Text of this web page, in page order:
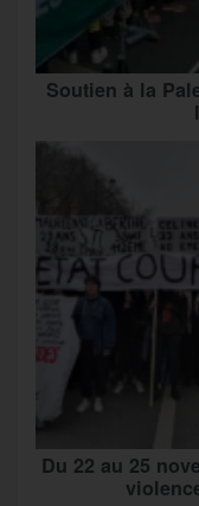
Soutien à la
Du 22 au 25